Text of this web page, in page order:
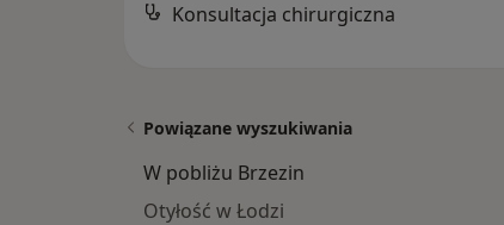
Konsultacja chirurgiczna
Powiązane wyszukiwania
W pobliżu Brzezin
Otyłość w Łodzi